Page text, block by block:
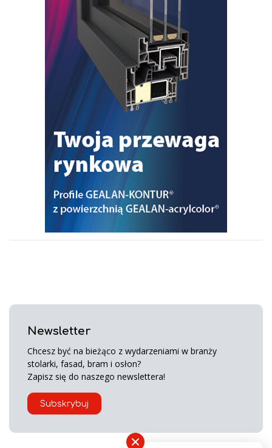
Newsletter
Chcesz być na bieżąco z wydarzeniami w branży
stolarki, fasad, bram i osłon?
Zapisz się do naszego newslettera!
Subskrybuj
×